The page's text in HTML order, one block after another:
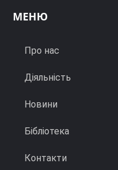
МЕНЮ
Про нас
Діяльність
Новини
Бібліотека
Контакти